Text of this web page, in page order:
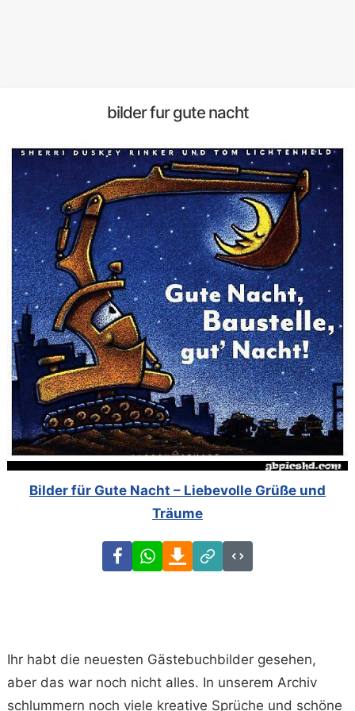
bilder fur gute nacht
Bilder für Gute Nacht – Liebevolle Grüße und
Träume
FacebookWhatsAppDownload
Link
Code
Ihr habt die neuesten Gästebuchbilder gesehen,
aber das war noch nicht alles. In unserem Archiv
schlummern noch viele kreative Sprüche und schöne